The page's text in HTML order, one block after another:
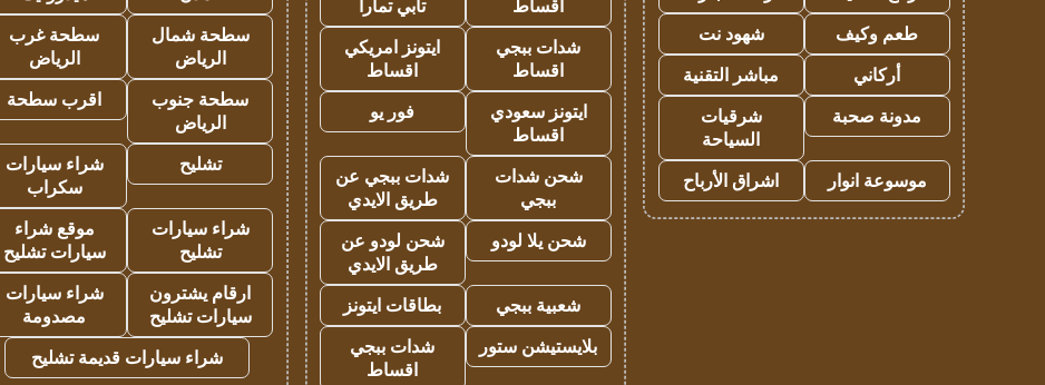
طعم وكيف
شهود نت
أركاني
مباشر التقنية
مدونة صحبة
شرقيات
السياحة
موسوعة انوار
اشراق الأرباح
اقساط
تابي تمارا
شدات ببجي
اقساط
ايتونز امريكي
اقساط
ايتونز سعودي
اقساط
فور يو
شحن شدات
ببجي
شدات ببجي عن
طريق الايدي
شحن يلا لودو
شحن لودو عن
طريق الايدي
شعبية ببجي
بطاقات ايتونز
بلايستيشن ستور
شدات ببجي
اقساط
سطحة شمال
الرياض
سطحة غرب
الرياض
سطحة جنوب
الرياض
اقرب سطحة
تشليح
شراء سيارات
سكراب
شراء سيارات
تشليح
موقع شراء
سيارات تشليح
ارقام يشترون
سيارات تشليح
شراء سيارات
مصدومة
شراء سيارات قديمة تشليح